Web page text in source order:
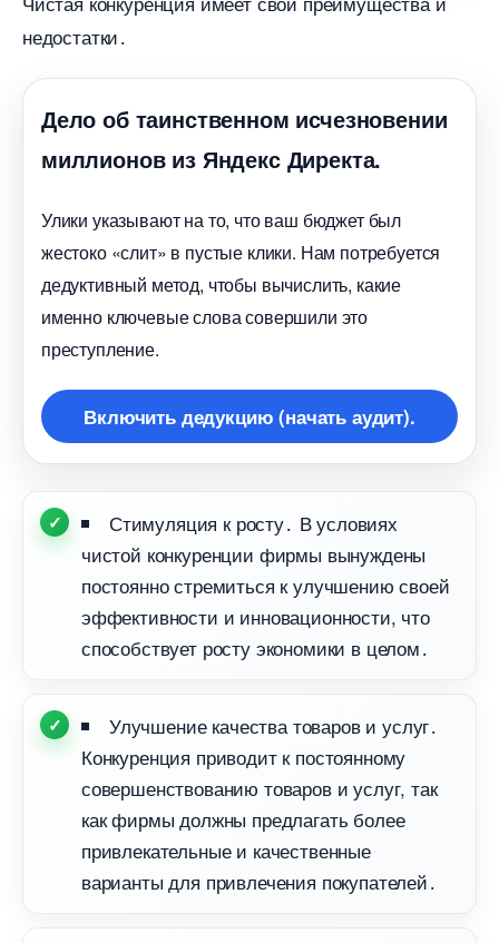
недостатки․
Дело об таинственном исчезновении
миллионов из Яндекс Директа.
Улики указывают на то, что ваш бюджет был
жестоко «слит» в пустые клики. Нам потребуется
дедуктивный метод, чтобы вычислить, какие
именно ключевые слова совершили это
преступление.
ключить дедукцию (начать аудит).
Стимуляция к росту․ В условиях
чистой конкуренции фирмы вынуждены
постоянно стремиться к улучшению своей
эффективности и инновационности, что
способствует росту экономики в целом․
Улучшение качества товаров и услуг․
Конкуренция приводит к постоянному
совершенствованию товаров и услуг, так
как фирмы должны предлагать более
привлекательные и качественные
арианты для привлечения покупателей․